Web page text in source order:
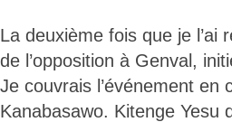
La deuxième fois que je l’ai
de l’opposition à Genval,
Je couvrais l’événement
Kanabasawo. Kitenge Yesu